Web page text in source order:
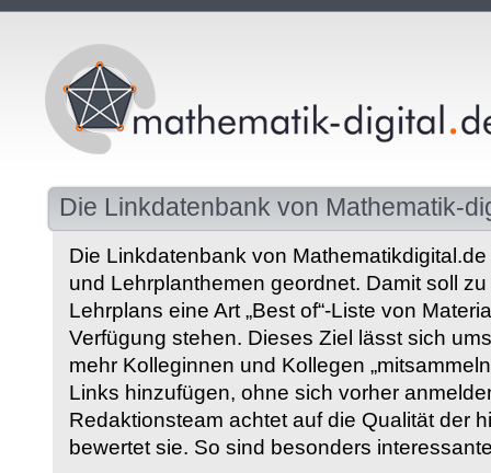
Die Linkdatenbank von Mathematik-
Die Linkdatenbank von
und Lehrplanthemen geordnet. Damit soll
Lehrplans eine Art „Best of“-Liste von
Verfügung stehen. Dieses Ziel lässt sich
mehr Kolleginnen und Kollegen
Links hinzufügen, ohne sich vorher
Redaktionsteam achtet auf die Qualität der
bewertet sie. So sind besonders